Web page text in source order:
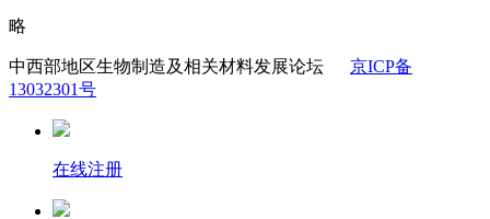
略
中西部地区生物制造及相关材料发展论坛 京ICP备
13032301号
在线注册